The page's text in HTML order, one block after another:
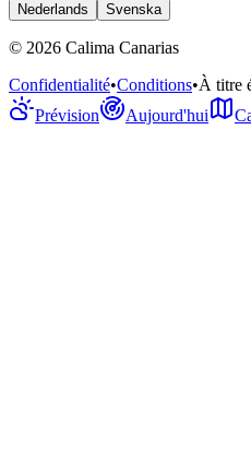
Nederlands
Svenska
© 2026 Calima Canarias
Confidentialité•Conditions•À titre
Prévision
Aujourd'hui